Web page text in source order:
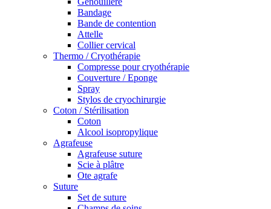
Bandage
Bande de contention
Attelle
Collier cervical
Thermo / Cryothérapie
Compresse pour cryothérapie
Couverture / Eponge
Spray
Stylos de cryochirurgie
Coton / Stérilisation
Coton
Alcool isopropylique
Agrafeuse
Agrafeuse suture
Scie à plâtre
Ote agrafe
Suture
Set de suture